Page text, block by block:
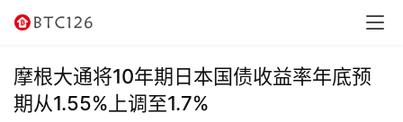
讯
讯
摩根大通将10年期日本国债收益率年底预
期从1.55%上调至1.7%